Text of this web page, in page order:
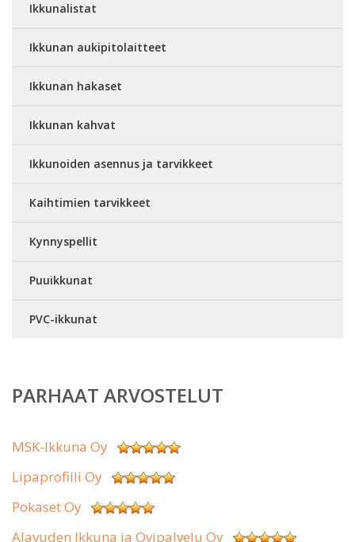
Ikkunalistat
Ikkunan aukipitolaitteet
Ikkunan hakaset
Ikkunan kahvat
Ikkunoiden asennus ja tarvikkeet
Kaihtimien tarvikkeet
Kynnyspellit
Puuikkunat
PVC-ikkunat
PARHAAT ARVOSTELUT
MSK-Ikkuna Oy
Lipaprofiili Oy
Pokaset Oy
Alavuden Ikkuna ja Ovipalvelu Oy